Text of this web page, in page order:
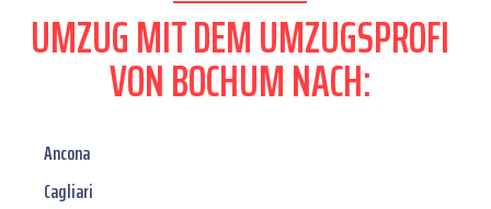
UMZUG MIT DEM UMZUGSPROFI
VON BOCHUM NACH:
Ancona
Cagliari